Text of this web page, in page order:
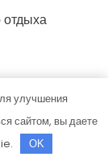
отдыха
улучшения
сайтом, вы даете
OK